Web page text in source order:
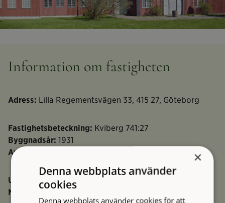
Information om fastigheten
Adress: Lilla Regementsvägen 33, 415 27, Göteborg
Fastighetsbeteckning: Kviberg 741:27
Byggnadsår: 1931
Arkitekt:
Ursprunglig användning:Sjukstall, hovslagarsmedja
Nuvarande användning:
×
Denna webbplats använder
cookies
Denna webbplats använder cookies för att